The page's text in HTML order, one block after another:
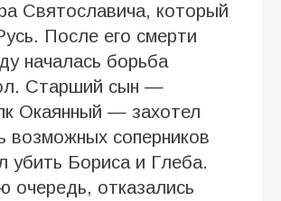
Святославича, который
После его смерти
началась борьба
Старший сын —
Окаянный — захотел
возможных соперников
убить Бориса и Глеба.
очередь, отказались